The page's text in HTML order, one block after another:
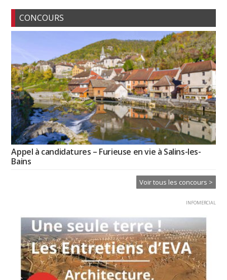
CONCOURS
Appel à candidatures – Furieuse en vie à Salins-les-
Bains
Voir tous les concours >
INFOMERCIAL